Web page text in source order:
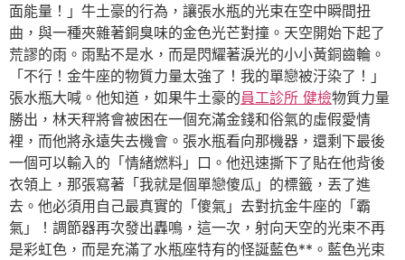
面能量！」牛土豪的行為，讓張水瓶的光束在空中瞬間扭
曲，與一種夾雜著銅臭味的金色光芒對撞。天空開始下起了
荒謬的雨。雨點不是水，而是閃耀著淚光的小小黃銅齒輪。
「不行！金牛座的物質力量太強了！我的單戀被汙染了！」
張水瓶大喊。他知道，如果牛土豪的員工診所 健檢物質力量
勝出，林天秤將會被困在一個充滿金錢和俗氣的虛假愛情
裡，而他將永遠失去機會。張水瓶看向那機器，還剩下最後
一個可以輸入的「情緒燃料」口。他迅速撕下了貼在他背後
衣領上，那張寫著「我就是個單戀傻瓜」的標籤，丟了進
去。他必須用自己最真實的「傻氣」去對抗金牛座的「霸
氣」！調節器再次發出轟鳴，這一次，射向天空的光束不再
是彩虹色，而是充滿了水瓶座特有的怪誕藍色**。藍色光束